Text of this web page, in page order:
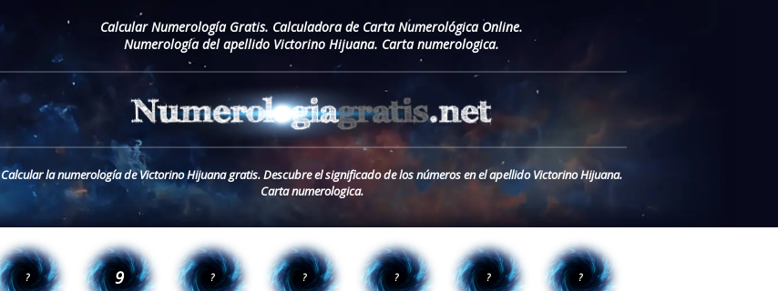
Calcular Numerología Gratis. Calculadora de Carta Numerológica Online.
Numerología del apellido Victorino Hijuana. Carta numerologica.
Calcular la numerología de Victorino Hijuana gratis. Descubre el significado de los números en el apellido Victorino Hijuana.
Carta numerologica.